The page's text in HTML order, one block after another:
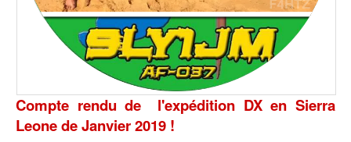
Compte rendu de l'expédition DX en Sierra
Leone de Janvier 2019 !